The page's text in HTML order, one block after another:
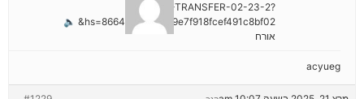
BITCOIN-TRANSFER-02-23-2?
hs=8664c520642b9e7f918fcef491c8bf02& 🔈
אורח
acyueg